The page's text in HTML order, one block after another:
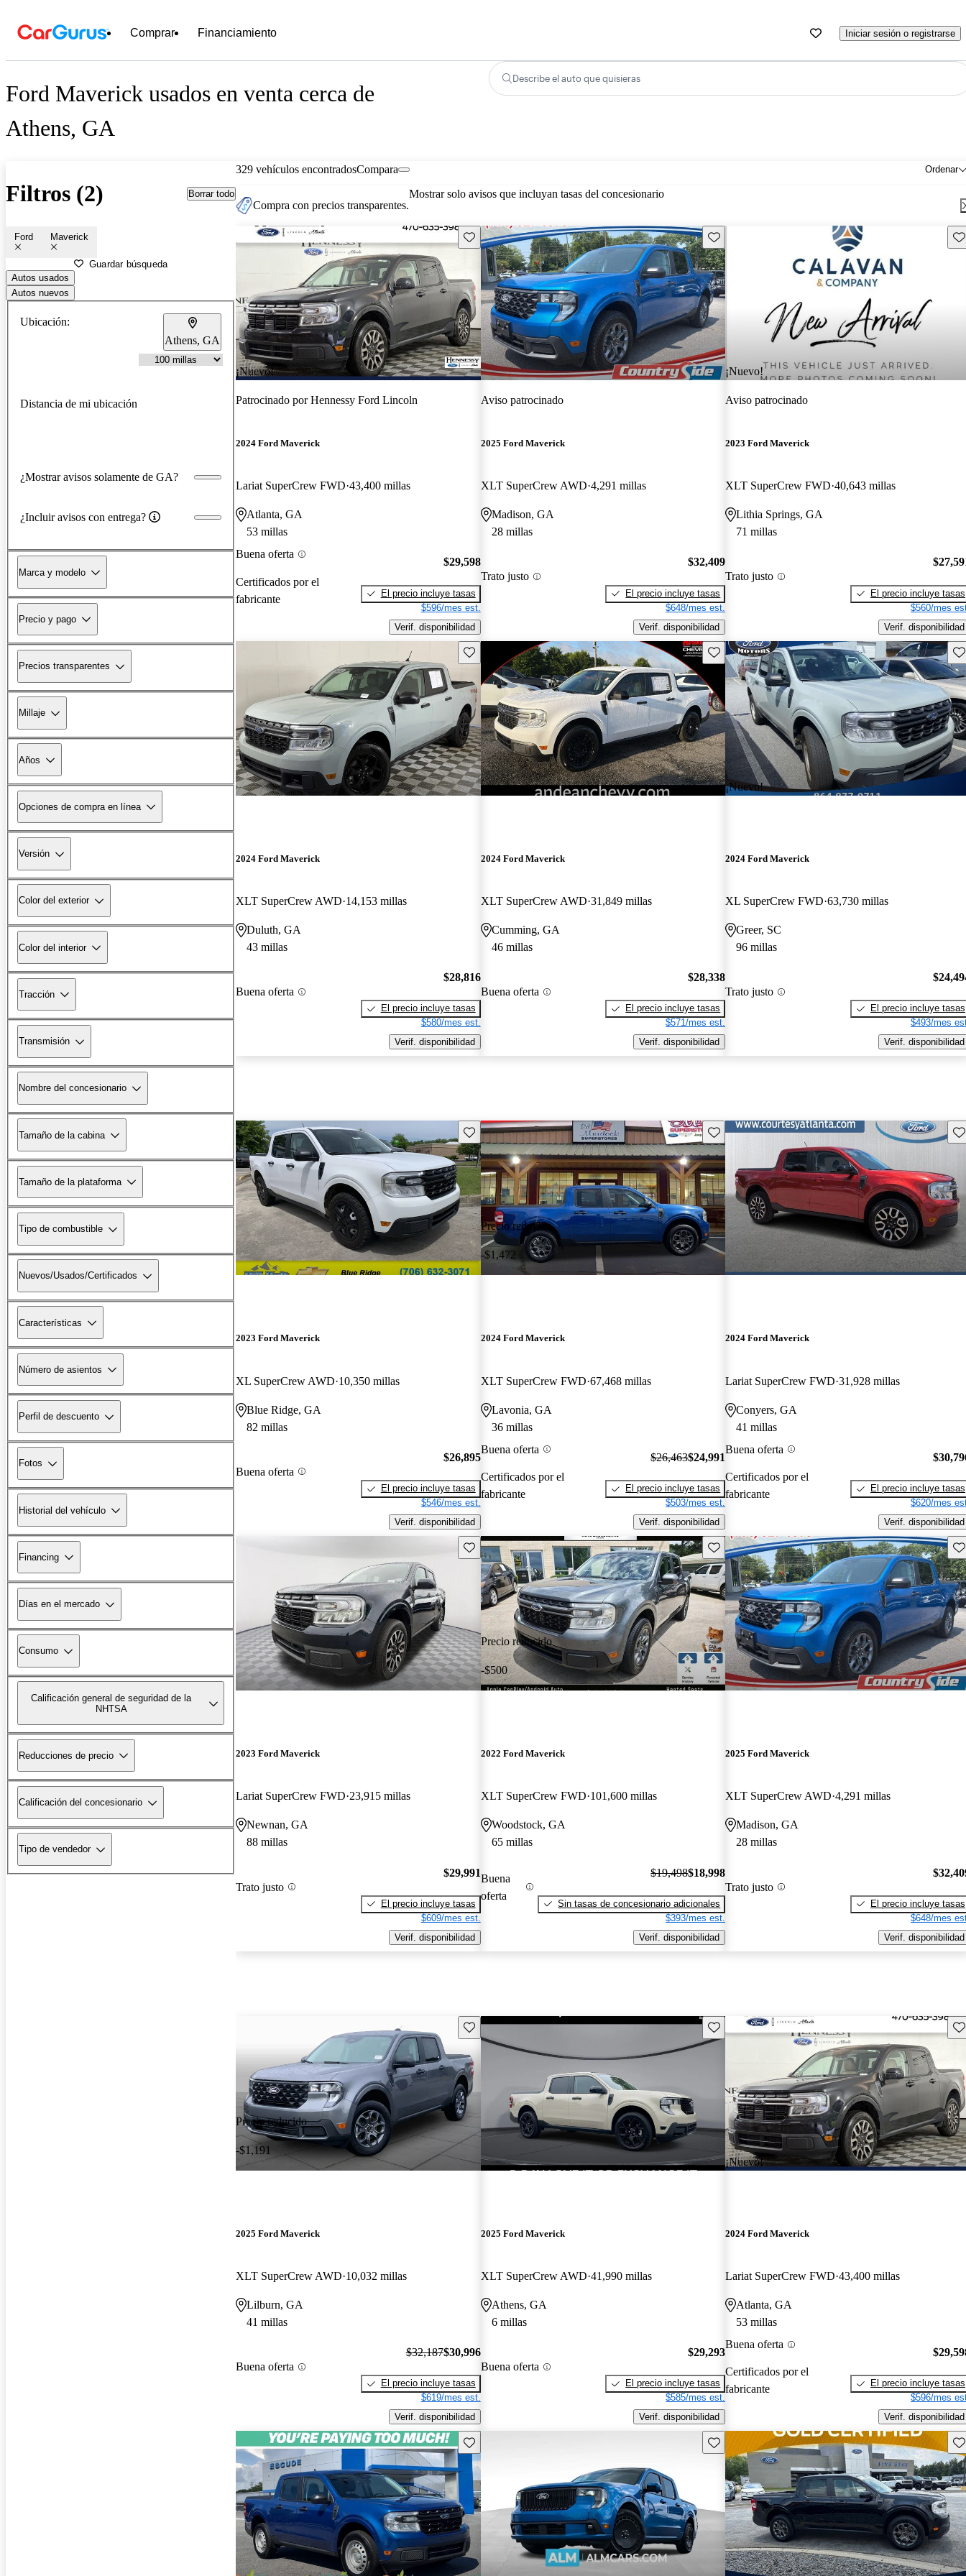
Comprar Financiamiento Iniciar sesión o registrarse
Ford Maverick usados en venta cerca de
Athens, GA
Describe el auto que quisieras
Filtros (2) Borrar todo
Ford Maverick
Guardar búsqueda
Autos usados
Autos nuevos
Ubicación:
Athens, GA
Distancia de mi ubicación
¿Mostrar avisos solamente de GA?
¿Incluir avisos con entrega?
Marca y modelo
Precio y pago
Precios transparentes
Millaje
Años
Opciones de compra en línea
Versión
Color del exterior
Color del interior
Tracción
Transmisión
Nombre del concesionario
Tamaño de la cabina
Tamaño de la plataforma
Tipo de combustible
Nuevos/Usados/Certificados
Características
Número de asientos
Perfil de descuento
Fotos
Historial del vehículo
Financing
Días en el mercado
Consumo
Calificación general de seguridad de la
NHTSA
Reducciones de precio
Calificación del concesionario
Tipo de vendedor
329 vehículos encontrados Ordenar
Compara
Compra con precios transparentes.
Mostrar solo avisos que incluyan tasas del concesionario
¡Nuevo!
Guarda este Aviso
Patrocinado porHennessy Ford Lincoln
2024 Ford Maverick
Lariat SuperCrew FWD 43,400 millas
Atlanta, GA
53 millas
Buena oferta
Certificados por el
fabricante
$29,598
El precio incluye tasas
$596/mes est.
Verif. disponibilidad
Guarda este Aviso
Aviso patrocinado
2025 Ford Maverick
XLT SuperCrew AWD 4,291 millas
Madison, GA
28 millas
Trato justo
$32,409
El precio incluye tasas
$648/mes est.
Verif. disponibilidad
¡Nuevo!
Aviso patrocinado
2023 Ford Maverick
XLT SuperCrew FWD 40,643 millas
Lithia Springs, GA
71 millas
Trato justo
El precio incluye tasas
$560/mes
Verif. disponibilidad
Guarda este Aviso
2024 Ford Maverick
XLT SuperCrew AWD 14,153 millas
Duluth, GA
43 millas
Buena oferta
$28,816
El precio incluye tasas
$580/mes est.
Verif. disponibilidad
Guarda este Aviso
2024 Ford Maverick
XLT SuperCrew AWD 31,849 millas
Cumming, GA
46 millas
Buena oferta
$28,338
El precio incluye tasas
$571/mes est.
Verif. disponibilidad
¡Nuevo!
2024 Ford Maverick
XL SuperCrew FWD 63,730 millas
Greer, SC
96 millas
Trato justo
El precio incluye tasas
$493/mes
Verif. disponibilidad
Guarda este Aviso
2023 Ford Maverick
XL SuperCrew AWD 10,350 millas
Blue Ridge, GA
82 millas
Buena oferta
$26,895
El precio incluye tasas
$546/mes est.
Verif. disponibilidad
Precio reducido
-$1,472
Guarda este Aviso
2024 Ford Maverick
XLT SuperCrew FWD 67,468 millas
Lavonia, GA
36 millas
Buena oferta
Certificados por el
fabricante
$26,463$24,991
El precio incluye tasas
$503/mes est.
Verif. disponibilidad
2024 Ford Maverick
Lariat SuperCrew FWD 31,928 millas
Conyers, GA
41 millas
Buena oferta
Certificados por el
fabricante
El precio incluye tasas
$620/mes
Verif. disponibilidad
Guarda este Aviso
2023 Ford Maverick
Lariat SuperCrew FWD 23,915 millas
Newnan, GA
88 millas
Trato justo
$29,991
El precio incluye tasas
$609/mes est.
Verif. disponibilidad
Precio reducido
-$500
Guarda este Aviso
2022 Ford Maverick
XLT SuperCrew FWD 101,600 millas
Woodstock, GA
65 millas
Buena
oferta
$19,498$18,998
Sin tasas de concesionario adicionales
$393/mes est.
Verif. disponibilidad
2025 Ford Maverick
XLT SuperCrew AWD 4,291 millas
Madison, GA
28 millas
Trato justo
El precio incluye tasas
$648/mes
Verif. disponibilidad
Precio reducido
-$1,191
Guarda este Aviso
2025 Ford Maverick
XLT SuperCrew AWD 10,032 millas
Lilburn, GA
41 millas
Buena oferta
$32,187$30,996
El precio incluye tasas
$619/mes est.
Verif. disponibilidad
Guarda este Aviso
2025 Ford Maverick
XLT SuperCrew AWD 41,990 millas
Athens, GA
6 millas
Buena oferta
$29,293
El precio incluye tasas
$585/mes est.
Verif. disponibilidad
¡Nuevo!
2024 Ford Maverick
Lariat SuperCrew FWD 43,400 millas
Atlanta, GA
53 millas
Buena oferta
Certificados por el
fabricante
El precio incluye tasas
$596/mes
Verif. disponibilidad
Guarda este Aviso Guarda este Aviso